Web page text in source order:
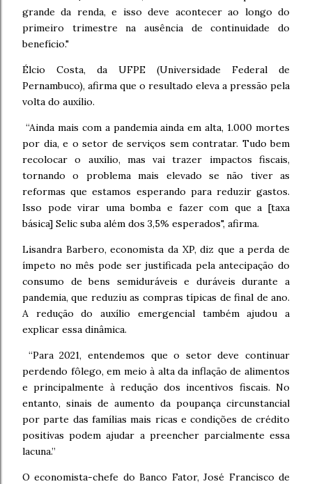
grande da renda, e isso deve acontecer ao longo do
primeiro trimestre na ausência de continuidade do
benefício."
Élcio Costa, da UFPE (Universidade Federal de
Pernambuco), afirma que o resultado eleva a pressão pela
volta do auxílio.
“Ainda mais com a pandemia ainda em alta, 1.000 mortes
por dia, e o setor de serviços sem contratar. Tudo bem
recolocar o auxílio, mas vai trazer impactos fiscais,
tornando o problema mais elevado se não tiver as
reformas que estamos esperando para reduzir gastos.
Isso pode virar uma bomba e fazer com que a [taxa
básica] Selic suba além dos 3,5% esperados", afirma.
Lisandra Barbero, economista da XP, diz que a perda de
ímpeto no mês pode ser justificada pela antecipação do
consumo de bens semiduráveis e duráveis durante a
pandemia, que reduziu as compras típicas de final de ano.
A redução do auxílio emergencial também ajudou a
explicar essa dinâmica.
“Para 2021, entendemos que o setor deve continuar
perdendo fôlego, em meio à alta da inflação de alimentos
e principalmente à redução dos incentivos fiscais. No
entanto, sinais de aumento da poupança circunstancial
por parte das famílias mais ricas e condições de crédito
positivas podem ajudar a preencher parcialmente essa
lacuna.”
O economista-chefe do Banco Fator, José Francisco de